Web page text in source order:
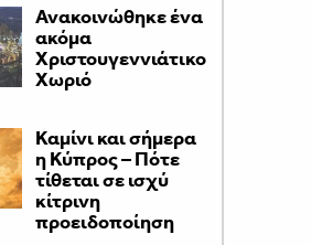
Ανακοινώθηκε ένα
ακόμα
Χριστουγεννιάτικο
Χωριό
Καμίνι και σήμερα
η Κύπρος – Πότε
τίθεται σε ισχύ
κίτρινη
προειδοποίηση